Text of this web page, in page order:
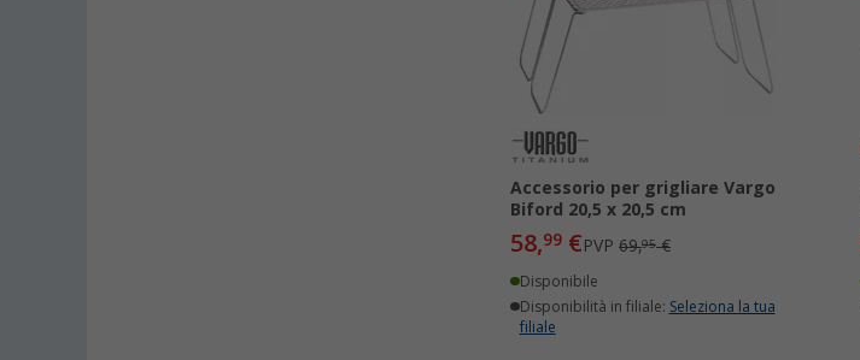
Accessorio per grigliare Vargo
Biford 20,5 x 20,5 cm
58,99 €PVP69,95€
Disponibile
Disponibilità in filiale: Seleziona la tua
filiale